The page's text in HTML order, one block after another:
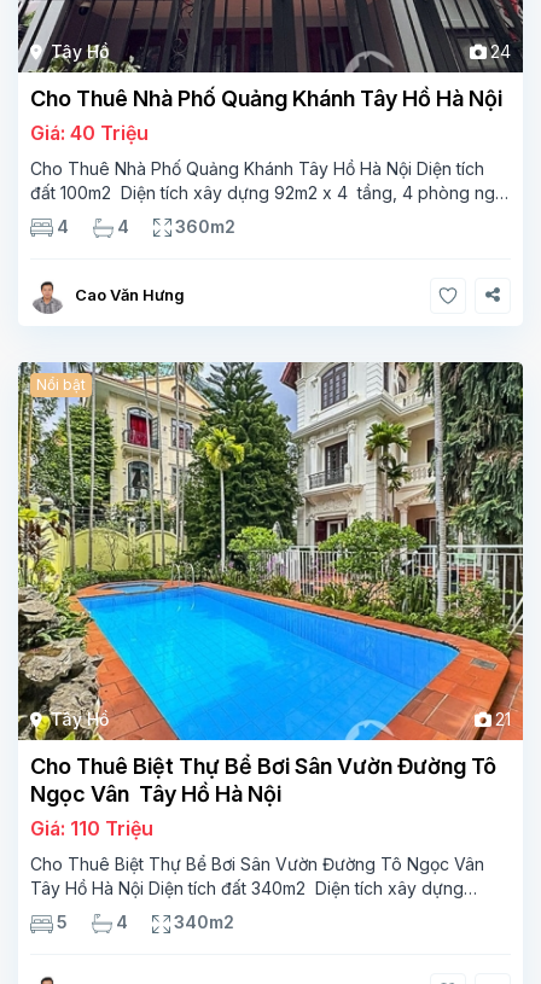
Tây Hồ 24
Cho Thuê Nhà Phố Quảng Khánh Tây Hồ Hà Nội
Giá: 40 Triệu
Cho Thuê Nhà Phố Quảng Khánh Tây Hồ Hà Nội Diện tích
đất 100m2 Diện tích xây dựng 92m2 x 4 tầng, 4 phòng ngủ
3 phòng tắm Tầng 1 – phòng bếp-1wc Tầng 2– phòng khách
, 1 phòng ngủ,1 phòng tắm Tầng 3- 2
4 4 360m2
Cao Văn Hưng
Tây Hồ 21
Nổi bật
Cho Thuê Biệt Thự Bể Bơi Sân Vườn Đường Tô
Ngọc Vân Tây Hồ Hà Nội
Giá: 110 Triệu
Cho Thuê Biệt Thự Bể Bơi Sân Vườn Đường Tô Ngọc Vân
Tây Hồ Hà Nội Diện tích đất 340m2 Diện tích xây dựng
110m2 Xây 3 tầng, 5 phòng ngủ 4 phòng tắm Tầng 1, ,
phòng khách , phòng bếp-1wc Tầng 2, 3
5 4 340m2